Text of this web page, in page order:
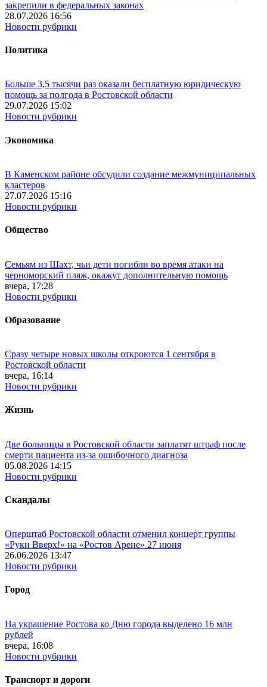
закрепили в федеральных законах
28.07.2026 16:56
Новости рубрики
Политика
Больше 3,5 тысячи раз оказали бесплатную юридическую
помощь за полгода в Ростовской области
29.07.2026 15:02
Новости рубрики
Экономика
В Каменском районе обсудили создание межмуниципальных
кластеров
27.07.2026 15:16
Новости рубрики
Общество
Семьям из Шахт, чьи дети погибли во время атаки на
черноморский пляж, окажут дополнительную помощь
вчера, 17:28
Новости рубрики
Образование
Сразу четыре новых школы откроются 1 сентября в
Ростовской области
вчера, 16:14
Новости рубрики
Жизнь
Две больницы в Ростовской области заплатят штраф после
смерти пациента из-за ошибочного диагноза
05.08.2026 14:15
Новости рубрики
Скандалы
Оперштаб Ростовской области отменил концерт группы
«Руки Вверх!» на «Ростов Арене» 27 июня
26.06.2026 13:47
Новости рубрики
Город
На украшение Ростова ко Дню города выделено 16 млн
рублей
вчера, 16:08
Новости рубрики
Транспорт и дороги